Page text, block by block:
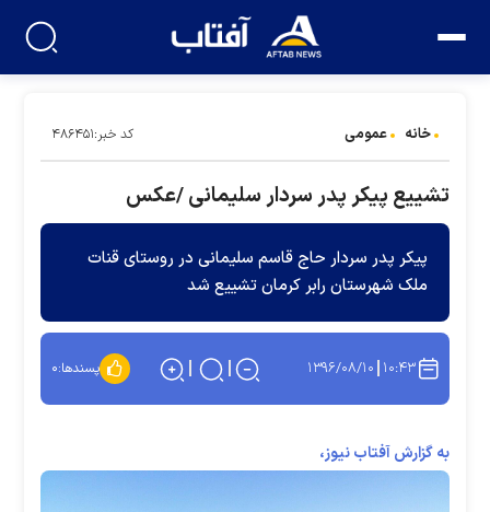
خانه عمومی کد خبر:۴۸۶۴۵۱
تشییع پیکر پدر سردار سلیمانی /عکس
پیکر پدر سردار حاج قاسم سلیمانی در روستای قنات
ملک شهرستان رابر کرمان تشییع شد
۱۰:۴۳ ۱۳۹۶/۰۸/۱۰ پسندها:۰
به گزارش آفتاب نیوز،